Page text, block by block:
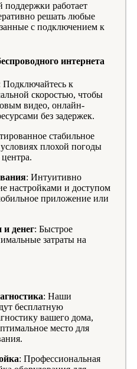
поддержки работает
решать любые
с подключением к
интернета
Подключайтесь к
скоростью, чтобы
видео, онлайн-
без задержек.
стабильное
плохой погоды
: Интуитивно
настройками и доступом
приложение или
денег: Быстрое
затраты на
: Наши
бесплатную
вашего дома,
место для
: Профессиональная